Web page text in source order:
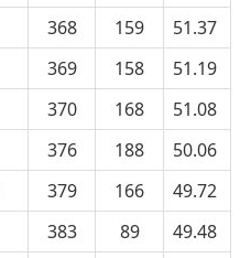
368 159
51.37
369 158
51.19
370 168
51.08
376 188
50.06
379 166
49.72
383 89
49.48